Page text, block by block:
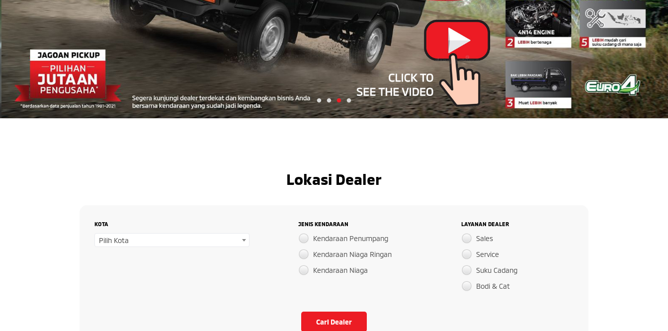
Lokasi Dealer
KOTA
Pilih Kota
JENIS KENDARAAN
Kendaraan Penumpang
Kendaraan Niaga Ringan
Kendaraan Niaga
LAYANAN DEALER
Sales
Service
Suku Cadang
Bodi & Cat
Cari Dealer